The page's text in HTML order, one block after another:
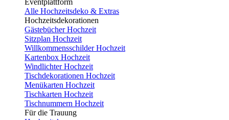
Eventplattform
Alle Hochzeitsdeko & Extras
Hochzeitsdekorationen
Gästebücher Hochzeit
Sitzplan Hochzeit
Willkommensschilder Hochzeit
Kartenbox Hochzeit
Windlichter Hochzeit
Tischdekorationen Hochzeit
Menükarten Hochzeit
Tischkarten Hochzeit
Tischnummern Hochzeit
Für die Trauung